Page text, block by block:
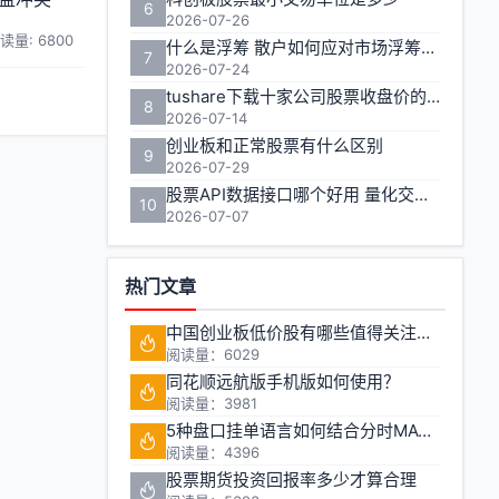
量: 6800
6
2026-07-26
7 什么是浮筹 散户如何应对市场浮筹变化
2026-07-24
8 tushare下载十家公司股票收盘价的实用方法
2026-07-14
9 创业板和正常股票有什么区别
2026-07-29
10 股票API数据接口哪个好用 量化交易如何获取实时行情
2026-07-07
热门文章
中国创业板低价股有哪些值得关注的投资机会?
阅读量：6029
同花顺远航版手机版如何使用？
阅读量：3981
5种盘口挂单语言如何结合分时MACD判断买卖点
阅读量：4396
股票期货投资回报率多少才算合理